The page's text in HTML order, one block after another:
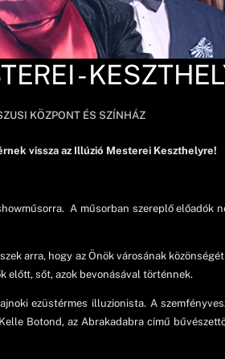
-
KÖZPONT ÉS SZÍNHÁZ
vissza az Illúzió Mesterei Keszthelyre!
A műsorban szereplő előadók
arra, hogy az Önök városának
előtt, sőt, azok bevonásával történnek.
ezüstérmes illuzionista. A
Botond, az Abrakadabra című